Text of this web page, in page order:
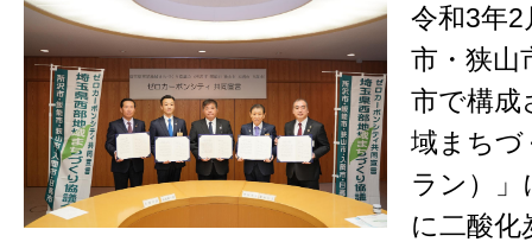
令和3年2
市・狭山
市で構成
域まちづ
ラン）
に二酸化